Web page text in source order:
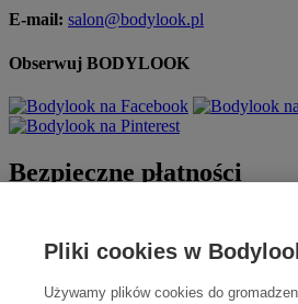
Pliki cookies w
Używamy plików cookies do
E-mail: salon@bodylook.pl
Obserwuj BODYLOOK
Bezpieczne płatności